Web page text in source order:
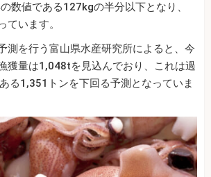
数値である127kgの半分以下となり、
ています。
測を行う富山県水産研究所によると、今
獲量は1,048tを見込んでおり、これは過
る1,351トンを下回る予測となっていま